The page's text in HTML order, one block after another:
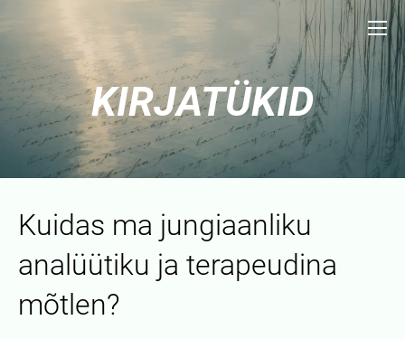
KIRJATÜKID
Kuidas ma jungiaanliku
analüütiku ja terapeudina
mõtlen?